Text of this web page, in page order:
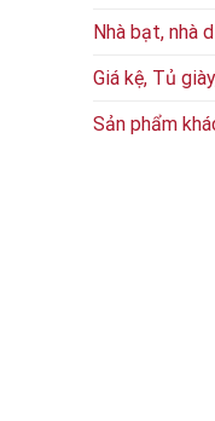
Nhà bạt, nhà
Giá kệ, Tủ
Sản phẩm